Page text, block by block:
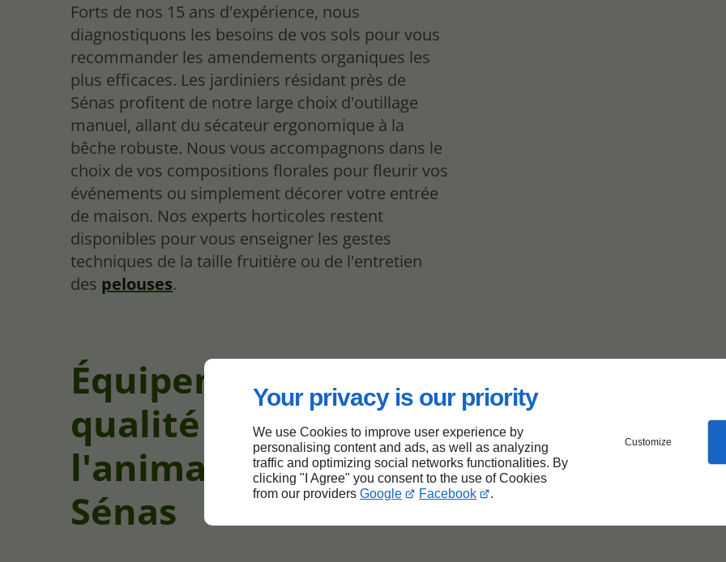
Your privacy is our priority
We use Cookies to improve user experience by
personalising content and ads, as well as analyzing
traffic and optimizing social networks functionalities. By
clicking "I Agree" you consent to the use of Cookies
from our providers Google Facebook .
Customize
Forts de nos 15 ans d'expérience, nous
diagnostiquons les besoins de vos sols pour vous
recommander les amendements organiques les
plus efficaces. Les jardiniers résidant près de
Sénas profitent de notre large choix d'outillage
manuel, allant du sécateur ergonomique à la
bêche robuste. Nous vous accompagnons dans le
choix de vos compositions florales pour fleurir vos
événements ou simplement décorer votre entrée
de maison. Nos experts horticoles restent
disponibles pour vous enseigner les gestes
techniques de la taille fruitière ou de l'entretien
des pelouses.
Équipements de
qualité pour
l'animalerie près de
Sénas